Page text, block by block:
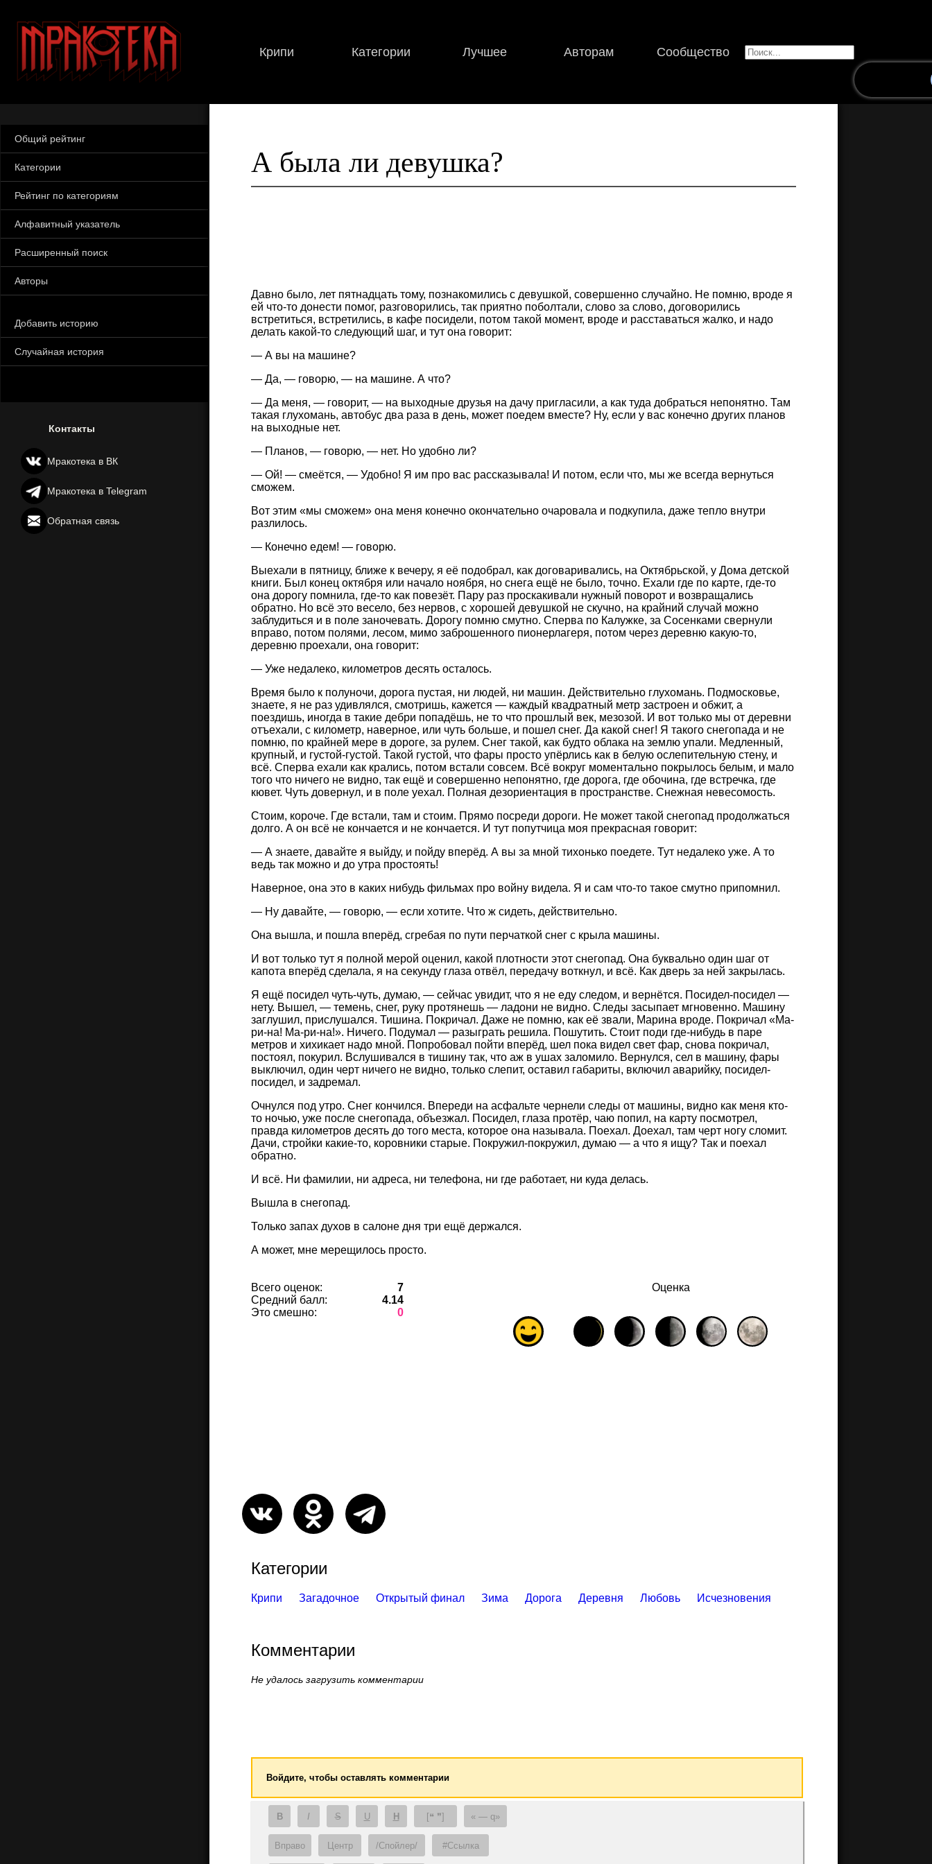
Крипи Категории Лучшее Авторам Сообщество
Общий рейтинг
Категории
Рейтинг по категориям
Алфавитный указатель
Расширенный поиск
Авторы
Добавить историю
Случайная история
Контакты
Мракотека в ВК
Мракотека в Telegram
Обратная связь
А была ли девушка?
Давно было, лет пятнадцать тому, познакомились с девушкой, совершенно случайно. Не помню, вроде я
ей что-то донести помог, разговорились, так приятно поболтали, слово за слово, договорились
встретиться, встретились, в кафе посидели, потом такой момент, вроде и расставаться жалко, и надо
делать какой-то следующий шаг, и тут она говорит:
— А вы на машине?
— Да, — говорю, — на машине. А что?
— Да меня, — говорит, — на выходные друзья на дачу пригласили, а как туда добраться непонятно. Там
такая глухомань, автобус два раза в день, может поедем вместе? Ну, если у вас конечно других планов
на выходные нет.
— Планов, — говорю, — нет. Но удобно ли?
— Ой! — смеётся, — Удобно! Я им про вас рассказывала! И потом, если что, мы же всегда вернуться
сможем.
Вот этим «мы сможем» она меня конечно окончательно очаровала и подкупила, даже тепло внутри
разлилось.
— Конечно едем! — говорю.
Выехали в пятницу, ближе к вечеру, я её подобрал, как договаривались, на Октябрьской, у Дома детской
книги. Был конец октября или начало ноября, но снега ещё не было, точно. Ехали где по карте, где-то
она дорогу помнила, где-то как повезёт. Пару раз проскакивали нужный поворот и возвращались
обратно. Но всё это весело, без нервов, с хорошей девушкой не скучно, на крайний случай можно
заблудиться и в поле заночевать. Дорогу помню смутно. Сперва по Калужке, за Сосенками свернули
вправо, потом полями, лесом, мимо заброшенного пионерлагеря, потом через деревню какую-то,
деревню проехали, она говорит:
— Уже недалеко, километров десять осталось.
Время было к полуночи, дорога пустая, ни людей, ни машин. Действительно глухомань. Подмосковье,
знаете, я не раз удивлялся, смотришь, кажется — каждый квадратный метр застроен и обжит, а
поездишь, иногда в такие дебри попадёшь, не то что прошлый век, мезозой. И вот только мы от деревни
отъехали, с километр, наверное, или чуть больше, и пошел снег. Да какой снег! Я такого снегопада и не
помню, по крайней мере в дороге, за рулем. Снег такой, как будто облака на землю упали. Медленный,
крупный, и густой-густой. Такой густой, что фары просто упёрлись как в белую ослепительную стену, и
всё. Сперва ехали как крались, потом встали совсем. Всё вокруг моментально покрылось белым, и мало
того что ничего не видно, так ещё и совершенно непонятно, где дорога, где обочина, где встречка, где
кювет. Чуть довернул, и в поле уехал. Полная дезориентация в пространстве. Снежная невесомость.
Стоим, короче. Где встали, там и стоим. Прямо посреди дороги. Не может такой снегопад продолжаться
долго. А он всё не кончается и не кончается. И тут попутчица моя прекрасная говорит:
— А знаете, давайте я выйду, и пойду вперёд. А вы за мной тихонько поедете. Тут недалеко уже. А то
ведь так можно и до утра простоять!
Наверное, она это в каких нибудь фильмах про войну видела. Я и сам что-то такое смутно припомнил.
— Ну давайте, — говорю, — если хотите. Что ж сидеть, действительно.
Она вышла, и пошла вперёд, сгребая по пути перчаткой снег с крыла машины.
И вот только тут я полной мерой оценил, какой плотности этот снегопад. Она буквально один шаг от
капота вперёд сделала, я на секунду глаза отвёл, передачу воткнул, и всё. Как дверь за ней закрылась.
Я ещё посидел чуть-чуть, думаю, — сейчас увидит, что я не еду следом, и вернётся. Посидел-посидел —
нету. Вышел, — темень, снег, руку протянешь — ладони не видно. Следы засыпает мгновенно. Машину
заглушил, прислушался. Тишина. Покричал. Даже не помню, как её звали, Марина вроде. Покричал «Ма-
ри-на! Ма-ри-на!». Ничего. Подумал — разыграть решила. Пошутить. Стоит поди где-нибудь в паре
метров и хихикает надо мной. Попробовал пойти вперёд, шел пока видел свет фар, снова покричал,
постоял, покурил. Вслушивался в тишину так, что аж в ушах заломило. Вернулся, сел в машину, фары
выключил, один черт ничего не видно, только слепит, оставил габариты, включил аварийку, посидел-
посидел, и задремал.
Очнулся под утро. Снег кончился. Впереди на асфальте чернели следы от машины, видно как меня кто-
то ночью, уже после снегопада, объезжал. Посидел, глаза протёр, чаю попил, на карту посмотрел,
правда километров десять до того места, которое она называла. Поехал. Доехал, там черт ногу сломит.
Дачи, стройки какие-то, коровники старые. Покружил-покружил, думаю — а что я ищу? Так и поехал
обратно.
И всё. Ни фамилии, ни адреса, ни телефона, ни где работает, ни куда делась.
Вышла в снегопад.
Только запах духов в салоне дня три ещё держался.
А может, мне мерещилось просто.
Всего оценок:
7
Средний балл:
4.14
Это смешно:
0
Оценка
Категории
Крипи Загадочное Открытый финал Зима Дорога Деревня Любовь Исчезновения
Комментарии
Не удалось загрузить комментарии
Войдите, чтобы оставлять комментарии
B I S U H [❝ ❞] — q
Вправо Центр /Спойлер/ #Ссылка